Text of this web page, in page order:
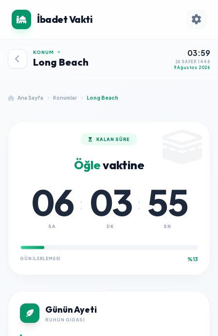
İbadet Vakti
KONUM
Long Beach
03:59
26 SAFER 1448
9 Ağustos 2026
Ana Sayfa Konumlar Long Beach
KALAN SÜRE
Öğlevaktine
06
SA
: 03
DK
: 55
SN
GÜN İLERLEMESI %13
Günün Ayeti
RUHUN GIDASI